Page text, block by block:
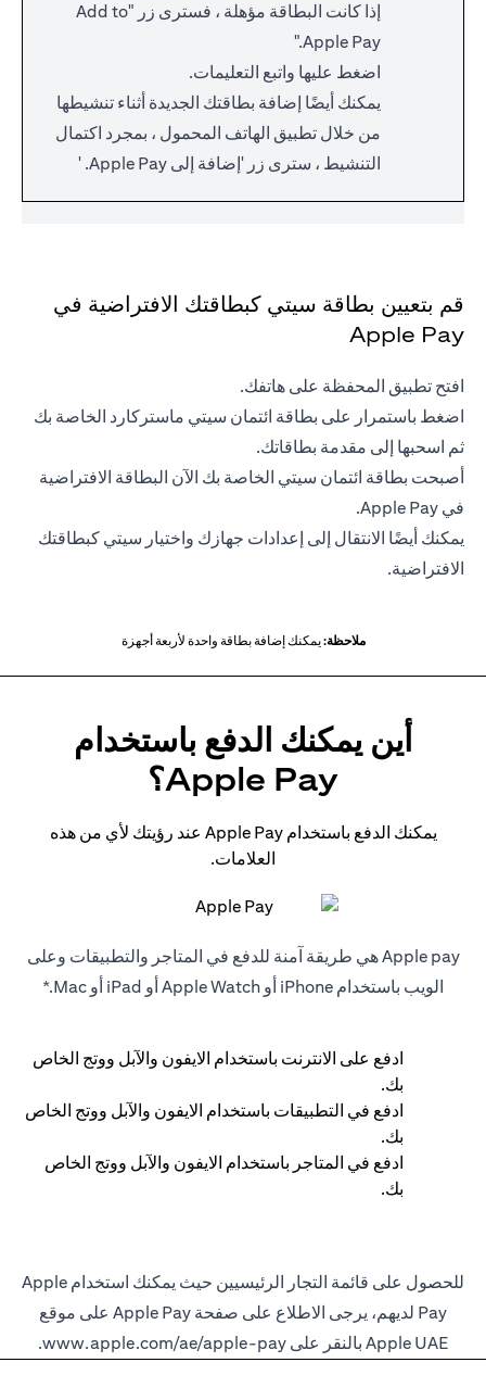
إذا كانت البطاقة مؤهلة ، فسترى زر "Add to
Apple Pay."
اضغط عليها واتبع التعليمات.
يمكنك أيضًا إضافة بطاقتك الجديدة أثناء تنشيطها
من خلال تطبيق الهاتف المحمول ، بمجرد اكتمال
التنشيط ، سترى زر 'إضافة إلى Apple Pay. '
قم بتعيين بطاقة سيتي كبطاقتك الافتراضية في
Apple Pay
افتح تطبيق المحفظة على هاتفك.
اضغط باستمرار على بطاقة ائتمان سيتي ماستركارد الخاصة بك
ثم اسحبها إلى مقدمة بطاقاتك.
أصبحت بطاقة ائتمان سيتي الخاصة بك الآن البطاقة الافتراضية
في Apple Pay.
يمكنك أيضًا الانتقال إلى إعدادات جهازك واختيار سيتي كبطاقتك
الافتراضية.
ملاحظة:يمكنك إضافة بطاقة واحدة لأربعة أجهزة
أين يمكنك الدفع باستخدام
Apple Pay؟
يمكنك الدفع باستخدام Apple Pay عند رؤيتك لأي من هذه
العلامات.
Apple pay هي طريقة آمنة للدفع في المتاجر والتطبيقات وعلى
الويب باستخدام iPhone أو Apple Watch أو iPad أو Mac.*
ادفع على الانترنت باستخدام الايفون والآبل ووتج الخاص
بك.
ادفع في التطبيقات باستخدام الايفون والآبل ووتج الخاص
بك.
ادفع في المتاجر باستخدام الايفون والآبل ووتج الخاص
بك.
للحصول على قائمة التجار الرئيسيين حيث يمكنك استخدام Apple
Pay لديهم، يرجى الاطلاع على صفحة Apple Pay على موقع
Apple UAE بالنقر على
www.apple.com/ae/apple-pay
.